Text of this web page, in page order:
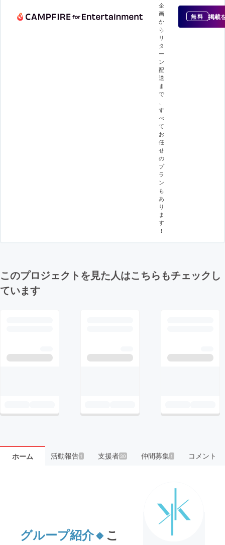
企
画
か
ら
リ
タ
ー
ン
配
送
ま
で
す
べ
て
お
任
せ
の
プ
ラ
ン
も
あ
り
ま
す
！
無料 掲載
このプロジェクトを見た人はこちらもチェックし
ています
ホーム 活動報告1 支援者30 仲間募集 1 コメント
グループ紹介🔸 こ